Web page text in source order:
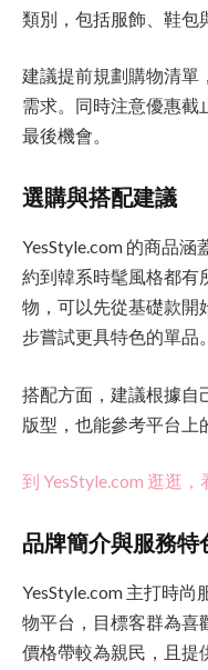
類別，包括服飾、鞋包
建議提前規劃購物清單
需求。同時注意優惠截
最後機會。
選購與搭配建議
YesStyle.com 的商品
約到韓系時髦風格都有
物，可以先從基礎款開
步嘗試更具特色的單品。
搭配方面，建議根據自
版型，也能參考平台上
到 YesStyle.com 逛逛
品牌簡介與服務特
YesStyle.com 主打時
物平台，目標客群為喜
價格帶較為親民，且提